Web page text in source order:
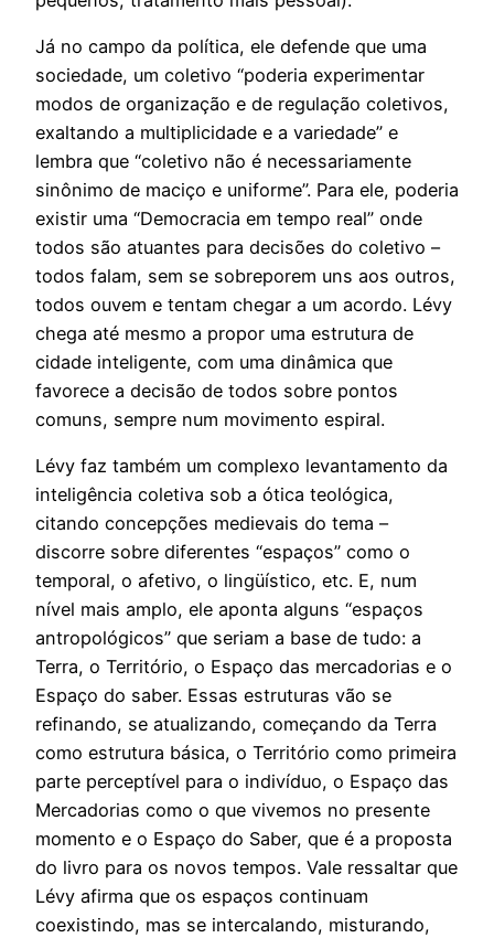
Já no campo da política, ele defende que uma
sociedade, um coletivo “poderia experimentar
modos de organização e de regulação coletivos,
exaltando a multiplicidade e a variedade” e
lembra que “coletivo não é necessariamente
sinônimo de maciço e uniforme”. Para ele, poderia
existir uma “Democracia em tempo real” onde
todos são atuantes para decisões do coletivo –
todos falam, sem se sobreporem uns aos outros,
todos ouvem e tentam chegar a um acordo. Lévy
chega até mesmo a propor uma estrutura de
cidade inteligente, com uma dinâmica que
favorece a decisão de todos sobre pontos
comuns, sempre num movimento espiral.
Lévy faz também um complexo levantamento da
inteligência coletiva sob a ótica teológica,
citando concepções medievais do tema –
discorre sobre diferentes “espaços” como o
temporal, o afetivo, o lingüístico, etc. E, num
nível mais amplo, ele aponta alguns “espaços
antropológicos” que seriam a base de tudo: a
Terra, o Território, o Espaço das mercadorias e o
Espaço do saber. Essas estruturas vão se
refinando, se atualizando, começando da Terra
como estrutura básica, o Território como primeira
parte perceptível para o indivíduo, o Espaço das
Mercadorias como o que vivemos no presente
momento e o Espaço do Saber, que é a proposta
do livro para os novos tempos. Vale ressaltar que
Lévy afirma que os espaços continuam
coexistindo, mas se intercalando, misturando,